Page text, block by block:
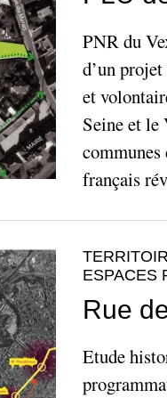
PNR du
d’un
et
Seine et le
français
ESPACES
Rue
Etude